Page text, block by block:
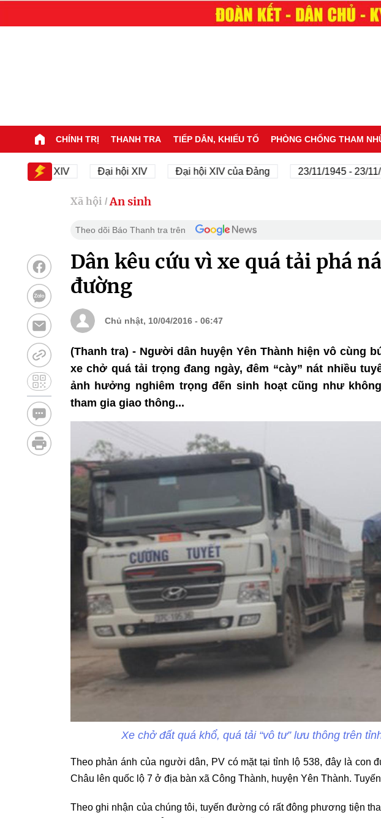
CHÍNH TRỊ THANH TRA TIẾP DÂN, KHIẾU TỐ PHÒNG CHỐNG THAM
hội XIV Đại hội XIV Đại hội XIV của Đảng 23/11/1945 - 23/11/2025
Xã hội / An sinh
Theo dõi Báo Thanh tra trên
Dân kêu cứu vì xe quá tải phá
đường
Chủ nhật, 10/04/2016 - 06:47
(Thanh tra) - Người dân huyện Yên Thành hiện vô cùng
xe chở quá tải trọng đang ngày, đêm “cày” nát nhiều
ảnh hưởng nghiêm trọng đến sinh hoạt cũng như
tham gia giao thông...
Xe chở đất quá khổ, quá tải “vô tư” lưu thông trên
Theo phản ánh của người dân, PV có mặt tại tỉnh lộ 538, đây là con
Châu lên quốc lộ 7 ở địa bàn xã Công Thành, huyện Yên Thành.
Theo ghi nhận của chúng tôi, tuyến đường có rất đông phương tiện